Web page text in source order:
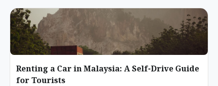
Renting a Car in Malaysia: A Self-Drive Guide
for Tourists